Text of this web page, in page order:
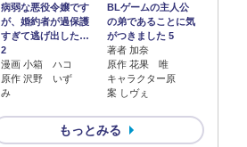
病弱な悪役令嬢です
が、婚約者が過保護
すぎて逃げ出した…
2
漫画 小箱 ハコ
原作 沢野 いず
み
BLゲームの主人公
の弟であることに気
がつきました 5
著者 加奈
原作 花果 唯
キャラクター原
案 しヴぇ
もっとみる